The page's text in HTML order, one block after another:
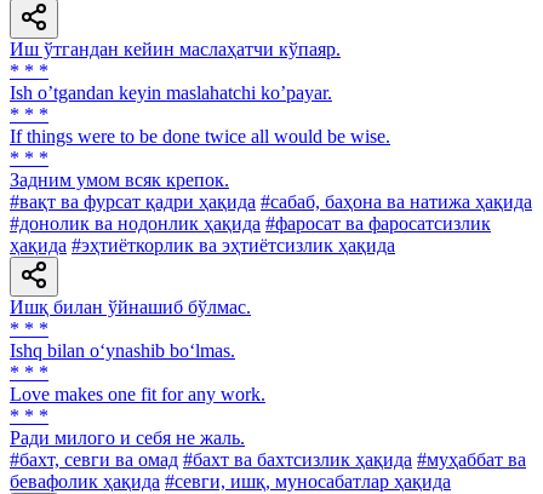
Иш ўтгандан кейин маслаҳатчи кўпаяр.
* * *
Ish oʼtgandan keyin maslahatchi koʼpayar.
* * *
If things were to be done twice all would be wise.
* * *
Задним умом всяк крепок.
#вақт ва фурсат қадри ҳақида #сабаб, баҳона ва натижа ҳақида
#донолик ва нодонлик ҳақида #фаросат ва фаросатсизлик
ҳақида #эҳтиёткорлик ва эҳтиётсизлик ҳақида
Ишқ билан ўйнашиб бўлмас.
* * *
Ishq bilan o‘ynashib bo‘lmas.
* * *
Love makes one fit for any work.
* * *
Ради милого и себя не жаль.
#бахт, севги ва омад #бахт ва бахтсизлик ҳақида #муҳаббат ва
бевафолик ҳақида #севги, ишқ, муносабатлар ҳақида